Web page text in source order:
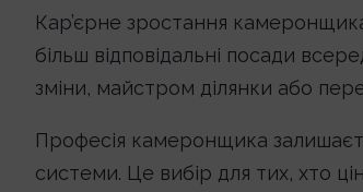
Кар’єрне зростання
більш відповідальні посади
зміни, майстром ділянки або
Професія камеронщика
системи. Це вибір для тих, хто